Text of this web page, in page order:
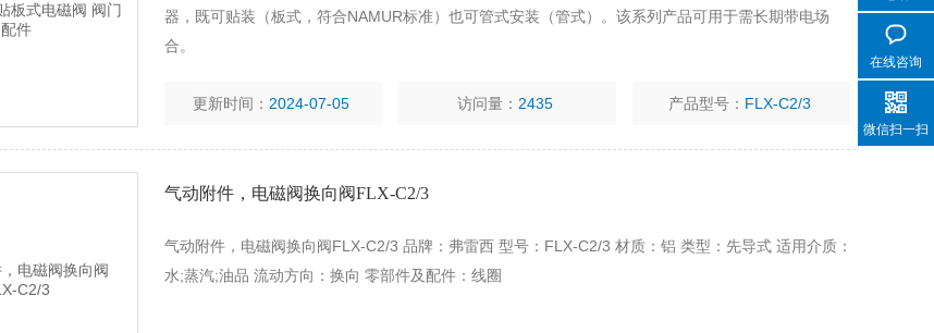
器，既可贴装（板式，符合NAMUR标准）也可管式安装（管式）。该系列产品可用于需长期带电场
合。
更新时间： 2024-07-05 访问量： 2435 产品型号： FLX-C2/3
气动附件，电磁阀换向阀FLX-C2/3
气动附件，电磁阀换向阀FLX-C2/3 品牌：弗雷西 型号：FLX-C2/3 材质：铝 类型：先导式 适用介质：
水;蒸汽;油品 流动方向：换向 零部件及配件：线圈
在线咨询
微信扫一扫